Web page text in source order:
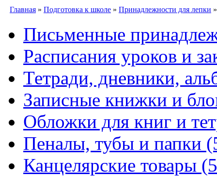
Главная » Подготовка к школе » Принадлежности для лепки
Письменные
Расписания уроков и
Тетради, дневники,
Записные книжки и
Обложки для книг и
Пеналы, тубы и папки
Канцелярские товары